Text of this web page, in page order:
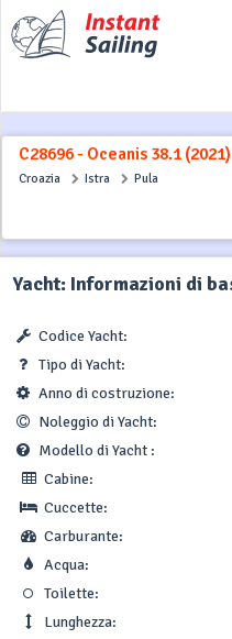
C28696 - Oceanis 38.1
Croazia Istra Pula
Yacht: Informazioni di
Codice Yacht:
Tipo di Yacht:
Anno di costruzione:
Noleggio di Yacht:
Modello di Yacht :
Cabine:
Cuccette:
Carburante:
Acqua:
Toilette:
Lunghezza: